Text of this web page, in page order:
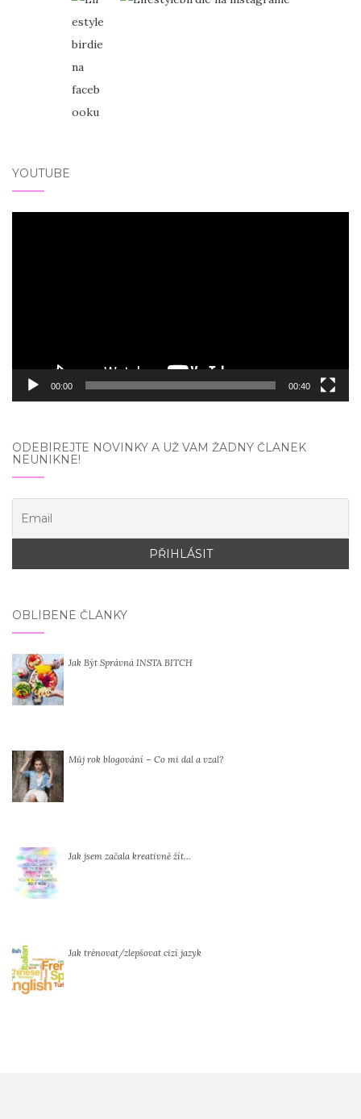
YOUTUBE
00:00 00:40
ODEBÍREJTE NOVINKY A UŽ VÁM ŽÁDNÝ ČLÁNEK
NEUNIKNE!
OBLÍBENÉ ČLÁNKY
Jak Být Správná INSTA BITCH
Můj rok blogování – Co mi dal a vzal?
Jak jsem začala kreativně žít…
Jak trénovat/zlepšovat cizí jazyk